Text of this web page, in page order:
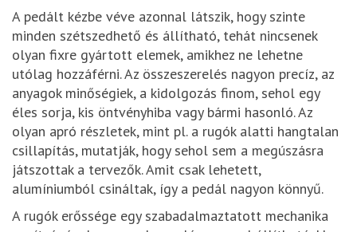
A pedált kézbe véve azonnal látszik, hogy szinte
minden szétszedhető és állítható, tehát nincsenek
olyan fixre gyártott elemek, amikhez ne lehetne
utólag hozzáférni. Az összeszerelés nagyon precíz, az
anyagok minőségiek, a kidolgozás finom, sehol egy
éles sorja, kis öntvényhiba vagy bármi hasonló. Az
olyan apró részletek, mint pl. a rugók alatti hangtalan
csillapítás, mutatják, hogy sehol sem a megúszásra
játszottak a tervezők. Amit csak lehetett,
alumíniumból csináltak, így a pedál nagyon könnyű.
A rugók erőssége egy szabadalmaztatott mechanika